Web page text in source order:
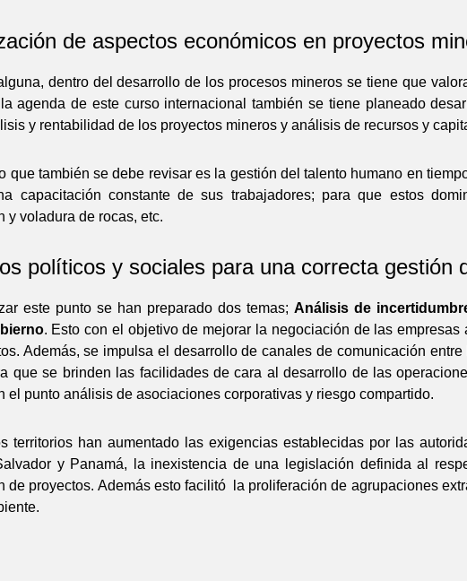
de aspectos económicos en proyectos
dentro del desarrollo de los procesos mineros se tiene que
agenda de este curso internacional también se tiene planeado
y rentabilidad de los proyectos mineros y análisis de recursos y
que también se debe revisar es la gestión del talento humano en
capacitación constante de sus trabajadores; para que estos
y voladura de rocas, etc.
políticos y sociales para una correcta gestión
este punto se han preparado dos temas; Análisis de
. Esto con el objetivo de mejorar la negociación de las
Además, se impulsa el desarrollo de canales de comunicación
que se brinden las facilidades de cara al desarrollo de las
el punto análisis de asociaciones corporativas y riesgo compartido.
territorios han aumentado las exigencias establecidas por las
y Panamá, la inexistencia de una legislación definida al
de proyectos. Además esto facilitó la proliferación de agrupaciones